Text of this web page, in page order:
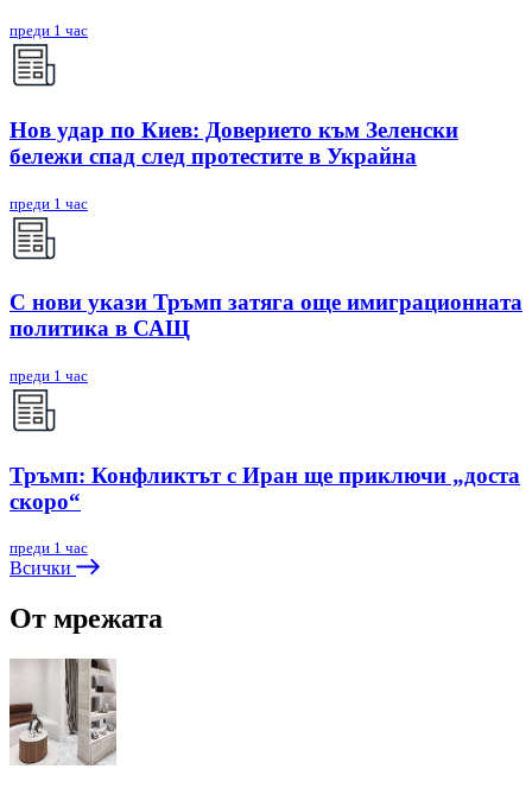
преди 1 час
Нов удар по Киев: Доверието към Зеленски
бележи спад след протестите в Украйна
преди 1 час
С нови укази Тръмп затяга още имиграционната
политика в САЩ
преди 1 час
Тръмп: Конфликтът с Иран ще приключи „доста
скоро“
преди 1 час
Всички
От мрежата